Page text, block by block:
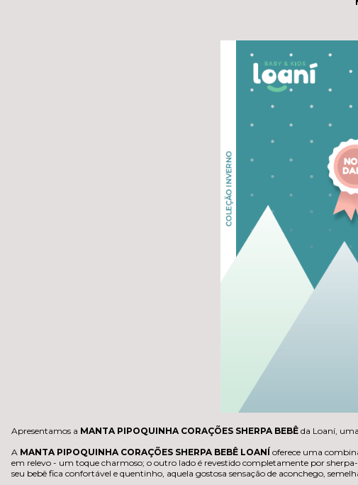
Apresentamos a MANTA PIPOQUINHA CORAÇÕES SHERPA BEBÊ da Loaní,
A MANTA PIPOQUINHA CORAÇÕES SHERPA BEBÊ LOANÍ oferece uma
em relevo - um toque charmoso; o outro lado é revestido completamente por
seu bebê fica confortável e quentinho, aquela gostosa sensação de aconchego,